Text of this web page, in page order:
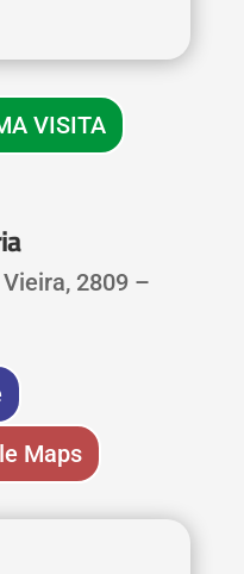
VISITA
2809 –
Maps